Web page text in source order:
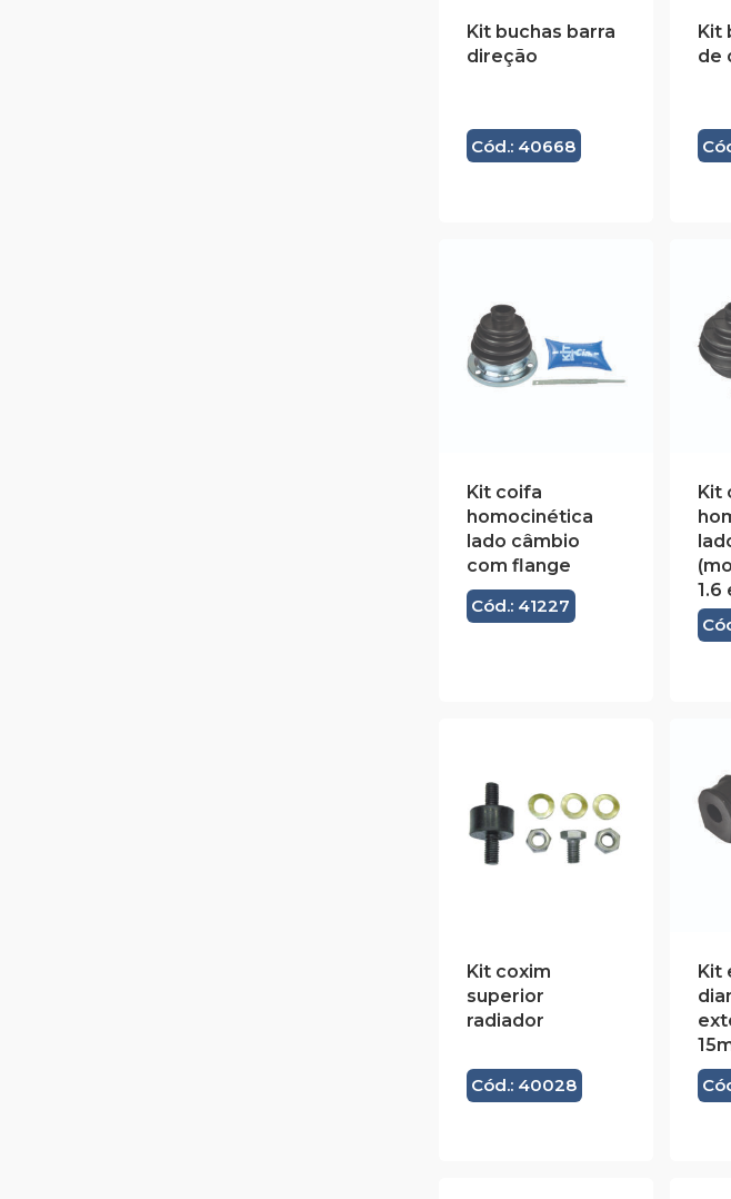
Kit buchas barra
direção
Cód.: 40668
Kit
de
Kit coifa
homocinética
lado câmbio
com flange
Cód.: 41227
Kit
1.6
Kit coxim
superior
radiador
Cód.: 40028
Kit